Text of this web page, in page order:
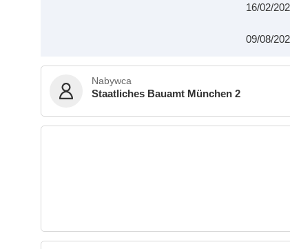
16/02/
09/08/
Nabywca
Staatliches Bauamt München 2